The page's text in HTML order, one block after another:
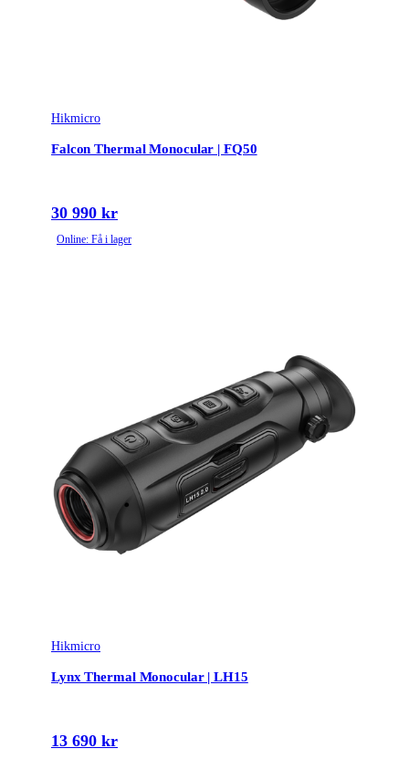
Hikmicro
Falcon Thermal Monocular | FQ50
30 990 kr
Online: Få i lager
Hikmicro
Lynx Thermal Monocular | LH15
13 690 kr